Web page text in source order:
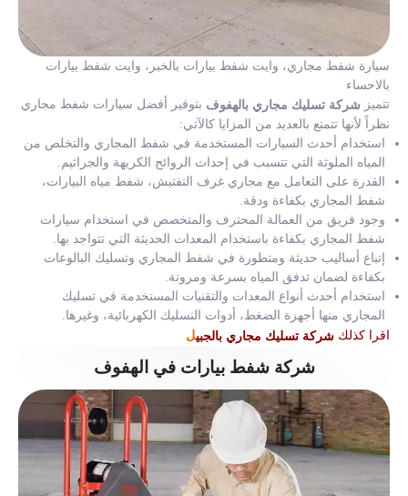
سيارة شفط مجاري، وايت شفط بيارات بالخبر، وايت شفط بيارات
بالاحساء
تتميز شركة تسليك مجاري بالهفوف بتوفير أفضل سيارات شفط مجاري
نظراً لأنها تتمتع بالعديد من المزايا كالآتي:
استخدام أحدث السيارات المستخدمة في شفط المجاري والتخلص من
المياه الملوثة التي تتسبب في إحداث الروائح الكريهة والجراثيم.
القدرة على التعامل مع مجاري غرف التفتيش، شفط مياه البيارات،
شفط المجاري بكفاءة ودقة.
وجود فريق من العمالة المحترف والمتخصص في استخدام سيارات
شفط المجاري بكفاءة باستخدام المعدات الحديثة التي تتواجد بها.
إتباع أساليب حديثة ومتطورة في شفط المجاري وتسليك البالوعات
بكفاءة لضمان تدفق المياه بسرعة ومرونة.
استخدام أحدث أنواع المعدات والتقنيات المستخدمة في تسليك
المجاري منها أجهزة الضغط، أدوات التسليك الكهربائية، وغيرها.
اقرا كذلك شركة تسليك مجاري بالجبيل
شركة شفط بيارات في الهفوف